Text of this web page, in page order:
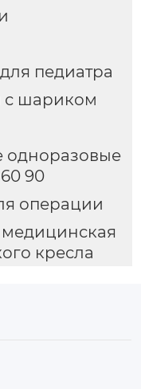
педиатра
с шариком
90
операции
кресла